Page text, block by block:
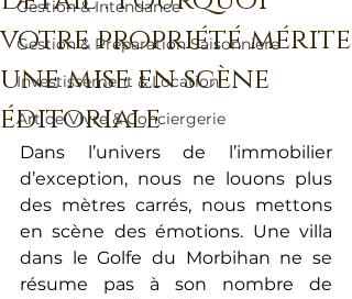
Gestion & Intendance
Gestion & Préparation Saisonnière
Investissement & Location
Art de Vivre & Conciergerie
votre propriété mérite
une mise en scène
éditoriale
Dans l’univers de l’immobilier
d’exception, nous ne louons plus
des mètres carrés, nous mettons
en scène des émotions. Une villa
dans le Golfe du Morbihan ne se
résume pas à son nombre de